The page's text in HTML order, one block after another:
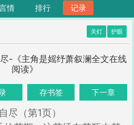
情 排行 记录
关灯 护眼
-《主角是媱纾萧叙澜全文在线
阅读》
存书签 下一章
尽（第1页）